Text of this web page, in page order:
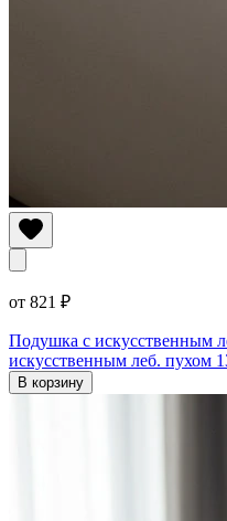
от 821 ₽
Подушка с искусственным
искусственным леб. пухом
В корзину